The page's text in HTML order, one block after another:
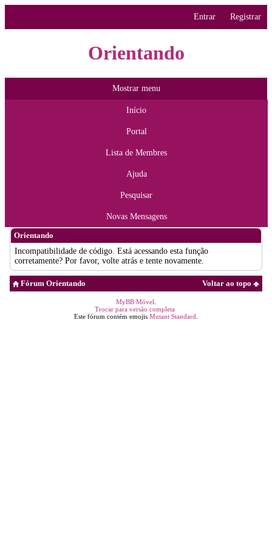
Entrar Registrar
Orientando
Mostrar menu
Início
Portal
Lista de Membres
Ajuda
Pesquisar
Novas Mensagens
Orientando
Incompatibilidade de código. Está acessando esta função
corretamente? Por favor, volte atrás e tente novamente.
Voltar ao topo
Fórum Orientando
MyBB Móvel
Trocar para versão completa
Este fórum contém emojis Mutant Standard